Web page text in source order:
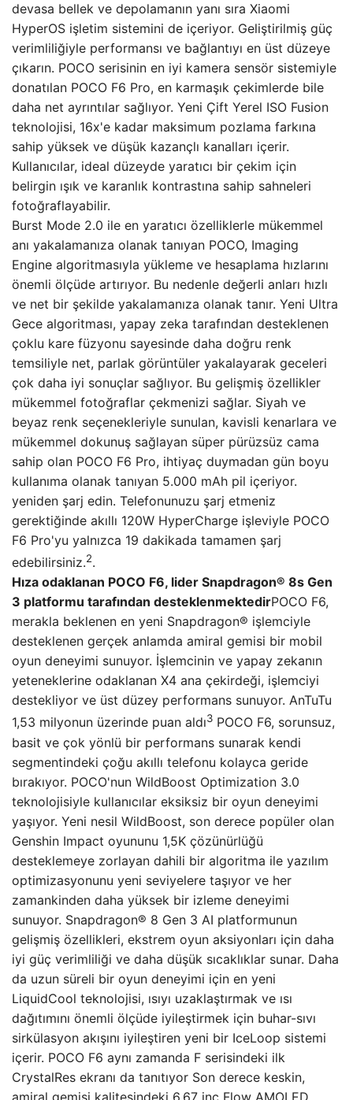
devasa bellek ve depolamanın yanı sıra Xiaomi
HyperOS işletim sistemini de içeriyor. Geliştirilmiş güç
verimliliğiyle performansı ve bağlantıyı en üst düzeye
çıkarın. POCO serisinin en iyi kamera sensör sistemiyle
donatılan POCO F6 Pro, en karmaşık çekimlerde bile
daha net ayrıntılar sağlıyor. Yeni Çift Yerel ISO Fusion
teknolojisi, 16x'e kadar maksimum pozlama farkına
sahip yüksek ve düşük kazançlı kanalları içerir.
Kullanıcılar, ideal düzeyde yaratıcı bir çekim için
belirgin ışık ve karanlık kontrastına sahip sahneleri
fotoğraflayabilir.
Burst Mode 2.0 ile en yaratıcı özelliklerle mükemmel
anı yakalamanıza olanak tanıyan POCO, Imaging
Engine algoritmasıyla yükleme ve hesaplama hızlarını
önemli ölçüde artırıyor. Bu nedenle değerli anları hızlı
ve net bir şekilde yakalamanıza olanak tanır. Yeni Ultra
Gece algoritması, yapay zeka tarafından desteklenen
çoklu kare füzyonu sayesinde daha doğru renk
temsiliyle net, parlak görüntüler yakalayarak geceleri
çok daha iyi sonuçlar sağlıyor. Bu gelişmiş özellikler
mükemmel fotoğraflar çekmenizi sağlar. Siyah ve
beyaz renk seçenekleriyle sunulan, kavisli kenarlara ve
mükemmel dokunuş sağlayan süper pürüzsüz cama
sahip olan POCO F6 Pro, ihtiyaç duymadan gün boyu
kullanıma olanak tanıyan 5.000 mAh pil içeriyor.
yeniden şarj edin. Telefonunuzu şarj etmeniz
gerektiğinde akıllı 120W HyperCharge işleviyle POCO
F6 Pro'yu yalnızca 19 dakikada tamamen şarj
edebilirsiniz.2.
Hıza odaklanan POCO F6, lider Snapdragon® 8s Gen
3 platformu tarafından desteklenmektedirPOCO F6,
merakla beklenen en yeni Snapdragon® işlemciyle
desteklenen gerçek anlamda amiral gemisi bir mobil
oyun deneyimi sunuyor. İşlemcinin ve yapay zekanın
yeteneklerine odaklanan X4 ana çekirdeği, işlemciyi
destekliyor ve üst düzey performans sunuyor. AnTuTu
1,53 milyonun üzerinde puan aldı3 POCO F6, sorunsuz,
basit ve çok yönlü bir performans sunarak kendi
segmentindeki çoğu akıllı telefonu kolayca geride
bırakıyor. POCO'nun WildBoost Optimization 3.0
teknolojisiyle kullanıcılar eksiksiz bir oyun deneyimi
yaşıyor. Yeni nesil WildBoost, son derece popüler olan
Genshin Impact oyununu 1,5K çözünürlüğü
desteklemeye zorlayan dahili bir algoritma ile yazılım
optimizasyonunu yeni seviyelere taşıyor ve her
zamankinden daha yüksek bir izleme deneyimi
sunuyor. Snapdragon® 8 Gen 3 AI platformunun
gelişmiş özellikleri, ekstrem oyun aksiyonları için daha
iyi güç verimliliği ve daha düşük sıcaklıklar sunar. Daha
da uzun süreli bir oyun deneyimi için en yeni
LiquidCool teknolojisi, ısıyı uzaklaştırmak ve ısı
dağıtımını önemli ölçüde iyileştirmek için buhar-sıvı
sirkülasyon akışını iyileştiren yeni bir IceLoop sistemi
içerir. POCO F6 aynı zamanda F serisindeki ilk
CrystalRes ekranı da tanıtıyor Son derece keskin,
amiral gemisi kalitesindeki 6,67 inç Flow AMOLED